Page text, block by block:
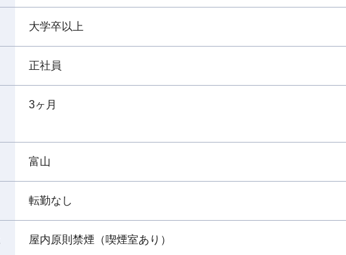
大学卒以上
正社員
3ヶ月
富山
転勤なし
屋内原則禁煙（喫煙室あり）